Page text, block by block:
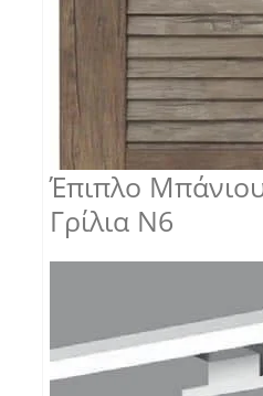
Έπιπλο
Γρίλια Ν6